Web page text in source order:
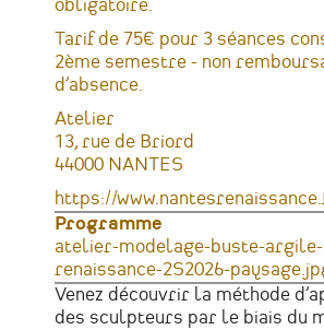
obligatoire.
Tarif de 75€ pour 3 séances
2ème semestre - non
d’absence.
Lieu
Atelier
Adresse
13, rue de Briord
44000 NANTES
France
Sites
web
https://
Programme
atelier-modelage-buste-argile-
renaissance-2S2026-
Venez découvrir la méthode
des sculpteurs par le biais du